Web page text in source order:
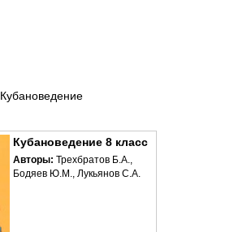
Кубановедение
Кубановедение 8 класс
Авторы: Трехбратов Б.А.,
Бодяев Ю.М., Лукьянов С.А.